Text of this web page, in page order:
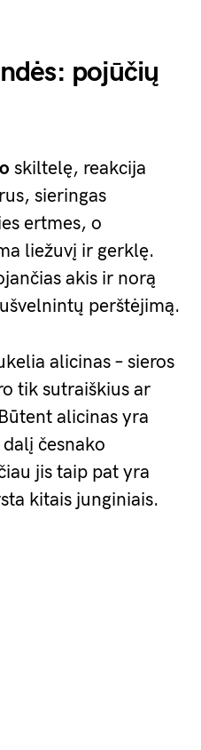
pojūčių
skiltelę, reakcija
sieringas
ertmes, o
liežuvį ir gerklę.
akis ir norą
perštėjimą.
alicinas – sieros
tik sutraiškius ar
alicinas yra
česnako
jis taip pat yra
kitais junginiais.